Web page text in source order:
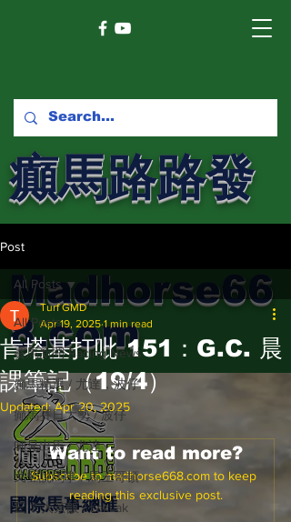
癲馬路路發
馬網
Madhorse66
8.com
國際​馬事總匯
Post
All Posts
賽馬新聞 Racing News
癲馬精選 / 尤達，波仔
癲馬賽日大勢 / 波仔
師兄出馬 / 尤達
戈登說馬事 / 馬王哥頓
三 T 大茶飯 / LakLak
All Posts
肯塔基打吡 151：G.C. 晨
課筆記（19/4）
Turf GMD
Apr 19, 2025 1 min read
Updated:Apr 20, 2025
Want to read more?
Subscribe to madhorse668.com to keep
reading this exclusive post.